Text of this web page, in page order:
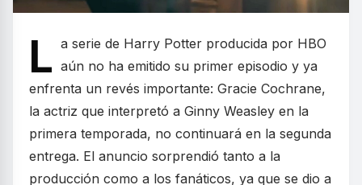
L a serie de Harry Potter producida por HBO
aún no ha emitido su primer episodio y ya
enfrenta un revés importante: Gracie Cochrane,
la actriz que interpretó a Ginny Weasley en la
primera temporada, no continuará en la segunda
entrega. El anuncio sorprendió tanto a la
producción como a los fanáticos, ya que se dio a